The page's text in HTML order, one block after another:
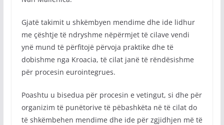
Gjatë takimit u shkëmbyen mendime dhe ide lidhur
me çështje të ndryshme nëpërmjet të cilave vendi
ynë mund të përfitojë përvoja praktike dhe të
dobishme nga Kroacia, të cilat janë të rëndësishme
për procesin eurointegrues.
Poashtu u bisedua për procesin e vetingut, si dhe për
organizim të punëtorive të pëbashkëta në të cilat do
të shkëmbehen mendime dhe ide për zgjidhjen më të